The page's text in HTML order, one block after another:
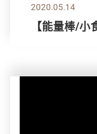
2020.05.14
【能量棒/小